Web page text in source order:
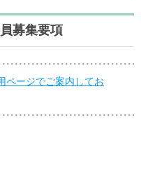
募集要項
ページでご案内してお